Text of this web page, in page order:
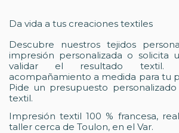
Da vida a tus creaciones textiles
Descubre nuestros tejidos
impresión personalizada o solicita
validar el resultado textil.
acompañamiento a medida para tu
Pide un presupuesto
textil.
Impresión textil 100 % francesa,
taller cerca de Toulon, en el Var.